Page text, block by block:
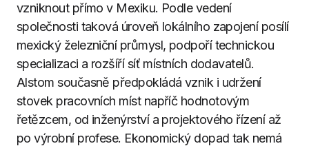
vzniknout přímo v Mexiku. Podle vedení
společnosti taková úroveň lokálního zapojení posílí
mexický železniční průmysl, podpoří technickou
specializaci a rozšíří síť místních dodavatelů.
Alstom současně předpokládá vznik i udržení
stovek pracovních míst napříč hodnotovým
řetězcem, od inženýrství a projektového řízení až
po výrobní profese. Ekonomický dopad tak nemá